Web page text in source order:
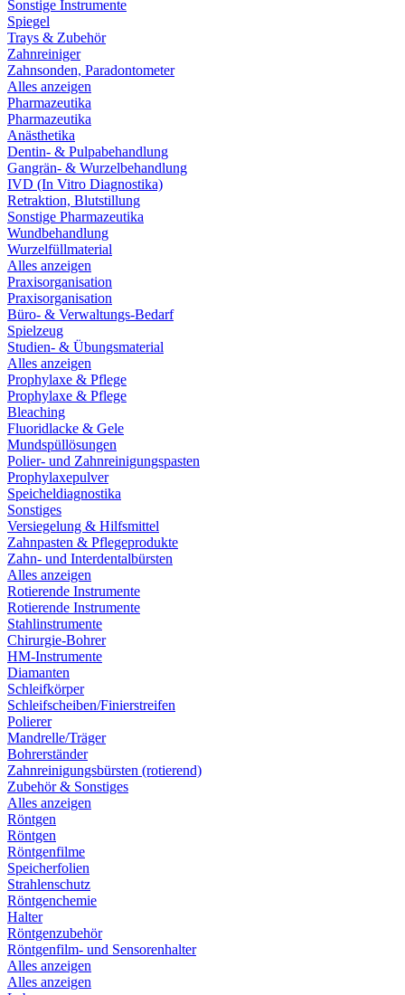
Sonstige Instrumente
Spiegel
Trays & Zubehör
Zahnreiniger
Zahnsonden, Paradontometer
Alles anzeigen
Pharmazeutika
Pharmazeutika
Anästhetika
Dentin- & Pulpabehandlung
Gangrän- & Wurzelbehandlung
IVD (In Vitro Diagnostika)
Retraktion, Blutstillung
Sonstige Pharmazeutika
Wundbehandlung
Wurzelfüllmaterial
Alles anzeigen
Praxisorganisation
Praxisorganisation
Büro- & Verwaltungs-Bedarf
Spielzeug
Studien- & Übungsmaterial
Alles anzeigen
Prophylaxe & Pflege
Prophylaxe & Pflege
Bleaching
Fluoridlacke & Gele
Mundspüllösungen
Polier- und Zahnreinigungspasten
Prophylaxepulver
Speicheldiagnostika
Sonstiges
Versiegelung & Hilfsmittel
Zahnpasten & Pflegeprodukte
Zahn- und Interdentalbürsten
Alles anzeigen
Rotierende Instrumente
Rotierende Instrumente
Stahlinstrumente
Chirurgie-Bohrer
HM-Instrumente
Diamanten
Schleifkörper
Schleifscheiben/Finierstreifen
Polierer
Mandrelle/Träger
Bohrerständer
Zahnreinigungsbürsten (rotierend)
Zubehör & Sonstiges
Alles anzeigen
Röntgen
Röntgen
Röntgenfilme
Speicherfolien
Strahlenschutz
Röntgenchemie
Halter
Röntgenzubehör
Röntgenfilm- und Sensorenhalter
Alles anzeigen
Alles anzeigen